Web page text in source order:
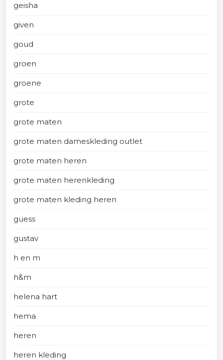
geisha
given
goud
groen
groene
grote
grote maten
grote maten dameskleding outlet
grote maten heren
grote maten herenkleding
grote maten kleding heren
guess
gustav
h en m
h&m
helena hart
hema
heren
heren kleding